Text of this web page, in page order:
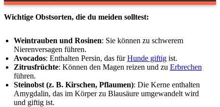
Wichtige Obstsorten, die du meiden solltest:
Weintrauben und Rosinen: Sie können zu schwerem
Nierenversagen führen.
Avocados: Enthalten Persin, das fürHunde giftig ist.
Zitrusfrüchte: Können den Magen reizen und zu Erbrechen
führen.
Steinobst (z. B. Kirschen, Pflaumen): Die Kerne enthalten
Amygdalin, das im Körper zu Blausäure umgewandelt wird
und giftig ist.